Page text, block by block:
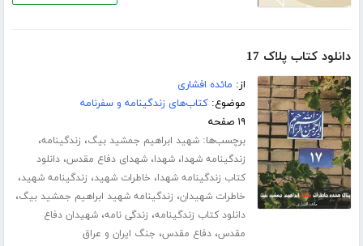
دانلود کتاب پلاک 17
از: مائده افشاری
موضوع:کتاب‌های زندگینامه و سفرنامه
۱۹ صفحه
برچسب‌ها:شهید ابراهیم جمشید بیگ، زندگینامه،
زندگینامه شهدا،شهدا،شهدای دفاع مقدس،دانلود
کتاب زندگینامه شهدا، خاطرات شهید، زندگینامه شهید،
خاطرات شهیدان، زندگینامه شهید ابراهیم جمشید بیگ،
دانلود کتاب زندگینامه، زندگی نامه،شهیدان دفاع
مقدس،دفاع مقدس، جنگ ایران و عراق